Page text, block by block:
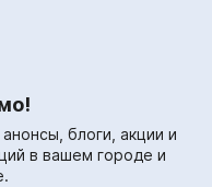
блоги, акции и
в вашем городе и